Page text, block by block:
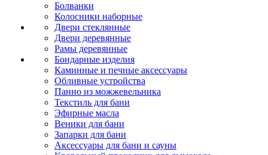
Болванки
Колосники наборные
Двери стеклянные
Двери деревянные
Рамы деревянные
Бондарные изделия
Каминные и печные аксессуары
Обливные устройства
Панно из можжевельника
Текстиль для бани
Эфирные масла
Веники для бани
Запарки для бани
Аксессуары для бани и сауны